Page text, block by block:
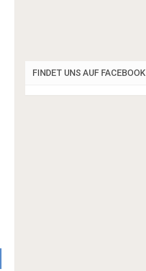
FINDET UNS AUF FACEBOOK